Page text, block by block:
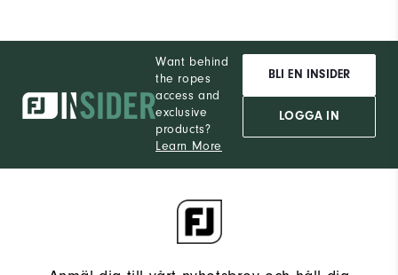
Want behind
the ropes
access and
exclusive
products?
Learn More
BLI EN INSIDER
LOGGA IN